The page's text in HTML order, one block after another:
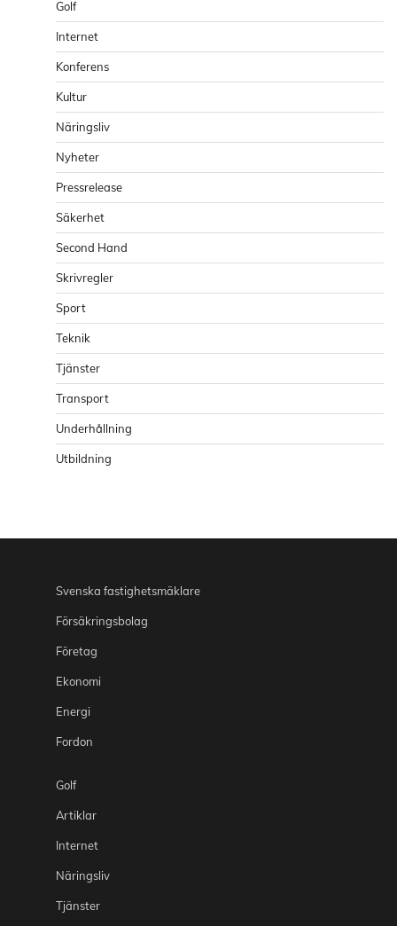
Golf
Internet
Konferens
Kultur
Näringsliv
Nyheter
Pressrelease
Säkerhet
Second Hand
Skrivregler
Sport
Teknik
Tjänster
Transport
Underhållning
Utbildning
Svenska fastighetsmäklare
Försäkringsbolag
Företag
Ekonomi
Energi
Fordon
Golf
Artiklar
Internet
Näringsliv
Tjänster